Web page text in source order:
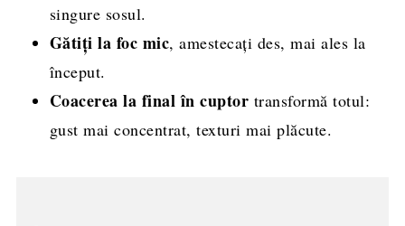
singure sosul.
Gătiți la foc mic, amestecați des, mai ales la
început.
Coacerea la final în cuptor transformă totul:
gust mai concentrat, texturi mai plăcute.